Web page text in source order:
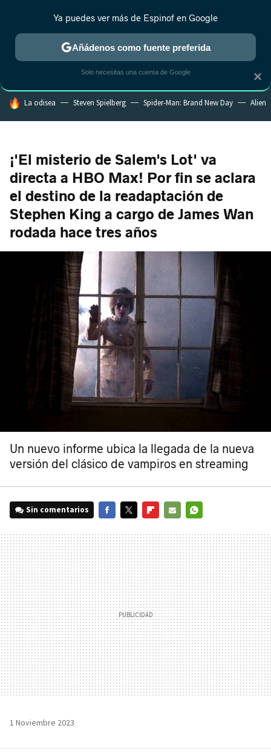
MENÚ NUEVO
ESTRENOS REALITY ANIME RANKINGS CINE
HOY SE HABLA DE
La odisea Steven Spielberg Spider-Man: Brand New Day Alien
¡'El misterio de Salem's Lot' va
directa a HBO Max! Por fin se aclara
el destino de la readaptación de
Stephen King a cargo de James Wan
rodada hace tres años
Un nuevo informe ubica la llegada de la nueva
versión del clásico de vampiros en streaming
Sin comentarios
MAIL
1 Noviembre 2023
×
Ya puedes ver más de Espinof en Google
Añádenos como fuente preferida
Solo necesitas una cuenta de Google